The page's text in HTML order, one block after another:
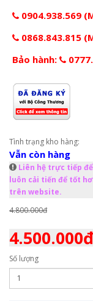
0904.938.569
0868.843.815
Bảo hành:
Tình trạng kho hàng:
Vẫn còn hàng
Liên hệ trực tiếp
luôn cải tiến để tốt
trên website.
4.800.000đ
4.500.000đ
Số lượng